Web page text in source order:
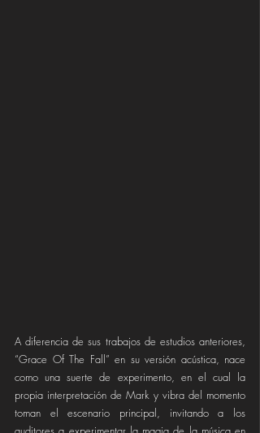
A diferencia de sus trabajos de estudios anteriores,
“Grace Of The Fall” en su versión acústica, nace
como una suerte de experimento, en el cual la
propia interpretación de Mark y vibra del momento
toman el escenario principal, invitando a los